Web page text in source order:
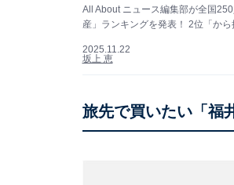
All About ニュース編集部が全国
産」ランキングを発表！ 2位「か
2025.11.22
坂上 恵
旅先で買いたい「福